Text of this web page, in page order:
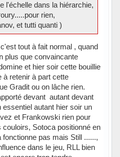
l'échelle dans la hiérarchie,
rien,
et tutti quanti )
tout à fait normal , quand
plus que convaincante
et hier soir cette bouillie
à retenir à part cette
Gradit ou on lâche rien.
devant autant devant
autant hier soir un
et Frankowski rien pour
Sotoca positionné en
pas mais Still ......,
dans le jeu, RLL bien